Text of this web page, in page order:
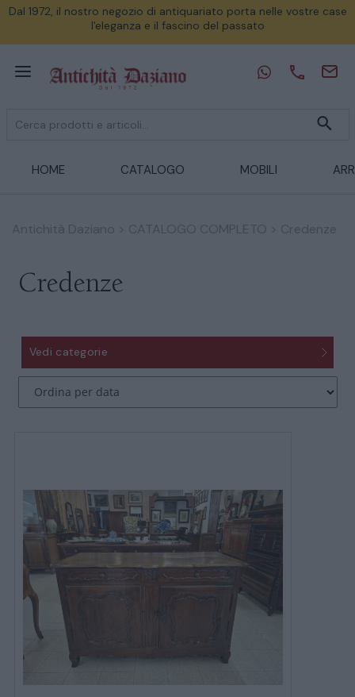
Dal 1972, il nostro negozio di antiquariato porta nelle vostre case
l'eleganza e il fascino del passato
HOME CATALOGO MOBILI
Antichità Daziano CATALOGO COMPLETO Credenze
Credenze
Vedi categorie